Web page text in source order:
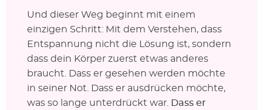
Und dieser Weg beginnt mit einem
einzigen Schritt: Mit dem Verstehen, dass
Entspannung nicht die Lösung ist, sondern
dass dein Körper zuerst etwas anderes
braucht. Dass er gesehen werden möchte
in seiner Not. Dass er ausdrücken möchte,
was so lange unterdrückt war.
Dass er